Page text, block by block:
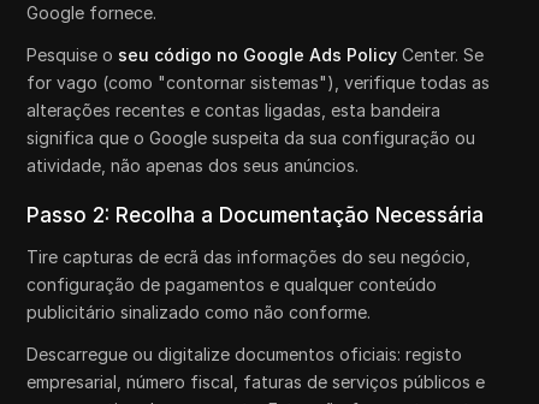
Google fornece.
Pesquise o seu código no Google Ads Policy Center. Se
for vago (como "contornar sistemas"), verifique todas as
alterações recentes e contas ligadas, esta bandeira
significa que o Google suspeita da sua configuração ou
atividade, não apenas dos seus anúncios.
Passo 2: Recolha a Documentação Necessária
Tire capturas de ecrã das informações do seu negócio,
configuração de pagamentos e qualquer conteúdo
publicitário sinalizado como não conforme.
Descarregue ou digitalize documentos oficiais: registo
empresarial, número fiscal, faturas de serviços públicos e